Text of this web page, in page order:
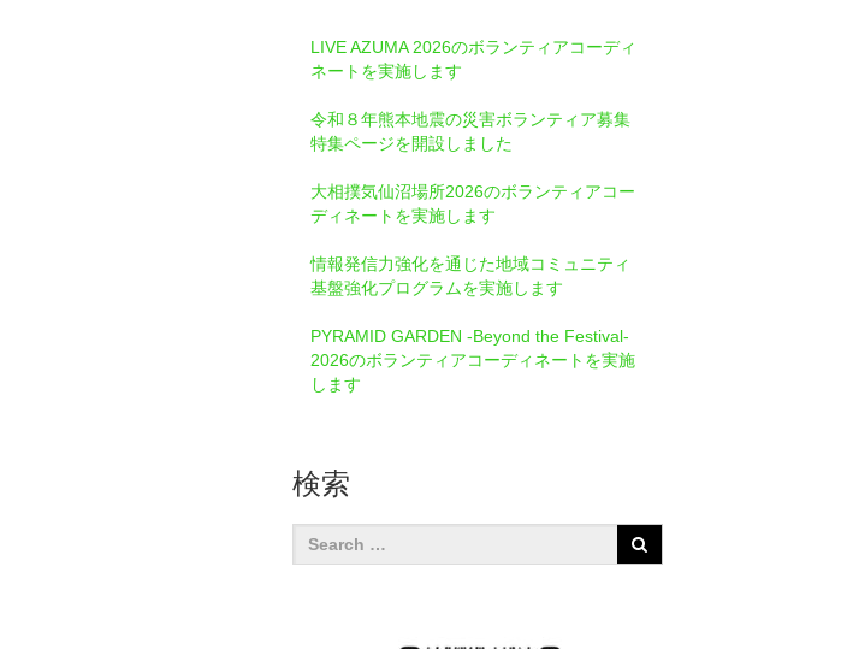
LIVE AZUMA 2026のボランティアコーディ
ネートを実施します
令和８年熊本地震の災害ボランティア募集
特集ページを開設しました
大相撲気仙沼場所2026のボランティアコー
ディネートを実施します
情報発信⼒強化を通じた地域コミュニティ
基盤強化プログラムを実施します
PYRAMID GARDEN -Beyond the Festival-
2026のボランティアコーディネートを実施
します
検索